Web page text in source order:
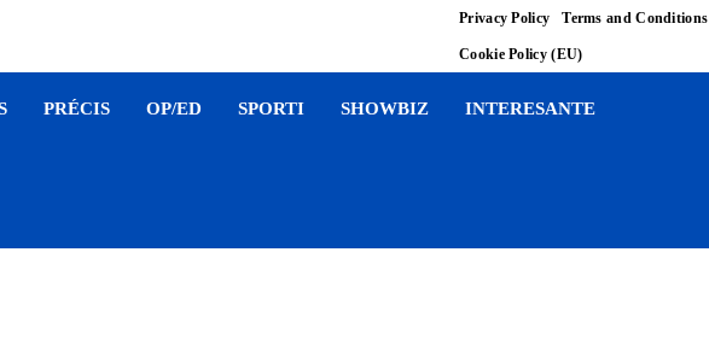
Privacy Policy Terms and Conditions
Cookie Policy (EU)
PRÉCIS OP/ED SPORTI SHOWBIZ INTERESANTE